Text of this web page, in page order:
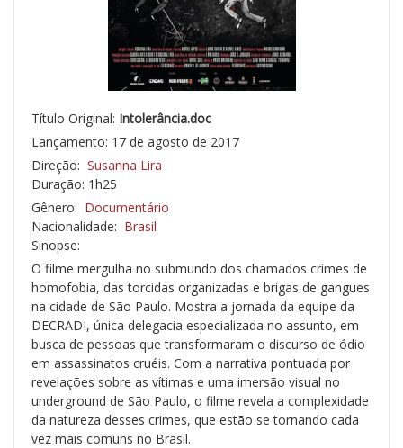
Título Original: Intolerância.doc
Lançamento: 17 de agosto de 2017
Direção: Susanna Lira
Duração: 1h25
Gênero: Documentário
Nacionalidade: Brasil
Sinopse:
O filme mergulha no submundo dos chamados crimes de
homofobia, das torcidas organizadas e brigas de gangues
na cidade de São Paulo. Mostra a jornada da equipe da
DECRADI, única delegacia especializada no assunto, em
busca de pessoas que transformaram o discurso de ódio
em assassinatos cruéis. Com a narrativa pontuada por
revelações sobre as vítimas e uma imersão visual no
underground de São Paulo, o filme revela a complexidade
da natureza desses crimes, que estão se tornando cada
vez mais comuns no Brasil.​